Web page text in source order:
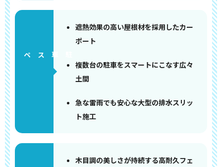
遮熱効果の高い屋根材を採用したカー
ポート
複数台の駐車をスマートにこなす広々
土間
急な雷雨でも安心な大型の排水スリッ
ト施工
木目調の美しさが持続する高耐久フェ